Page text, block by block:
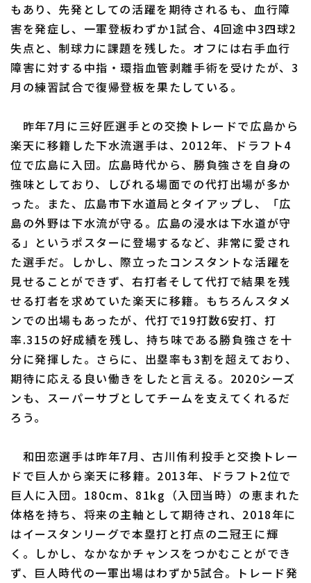
もあり、先発としての活躍を期待されるも、血行障
害を発症し、一軍登板わずか1試合、4回途中3四球2
失点と、制球力に課題を残した。オフには右手血行
障害に対する中指・環指血管剥離手術を受けたが、3
月の練習試合で復帰登板を果たしている。
昨年7月に三好匠選手との交換トレードで広島から
楽天に移籍した下水流選手は、2012年、ドラフト4
位で広島に入団。広島時代から、勝負強さを自身の
強味としており、しびれる場面での代打出場が多か
った。また、広島市下水道局とタイアップし、「広
島の外野は下水流が守る。広島の浸水は下水道が守
る」というポスターに登場するなど、非常に愛され
た選手だ。しかし、際立ったコンスタントな活躍を
見せることができず、右打者そして代打で結果を残
せる打者を求めていた楽天に移籍。もちろんスタメ
ンでの出場もあったが、代打で19打数6安打、打
率.315の好成績を残し、持ち味である勝負強さを十
分に発揮した。さらに、出塁率も3割を超えており、
期待に応える良い働きをしたと言える。2020シーズ
ンも、スーパーサブとしてチームを支えてくれるだ
ろう。
和田恋選手は昨年7月、古川侑利投手と交換トレー
ドで巨人から楽天に移籍。2013年、ドラフト2位で
巨人に入団。180cm、81kg（入団当時）の恵まれた
体格を持ち、将来の主軸として期待され、2018年に
はイースタンリーグで本塁打と打点の二冠王に輝
く。しかし、なかなかチャンスをつかむことができ
ず、巨人時代の一軍出場はわずか5試合。トレード発